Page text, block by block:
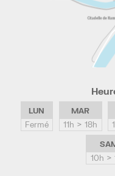
LUN
Fermé
MAR
11h > 18h
10h >